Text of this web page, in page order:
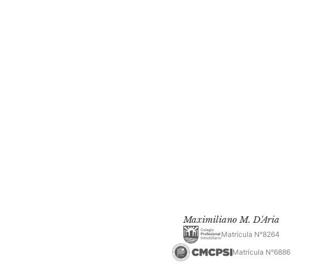
Maximiliano M. D'Aria
Matrícula N°8264
Matrícula N°6886